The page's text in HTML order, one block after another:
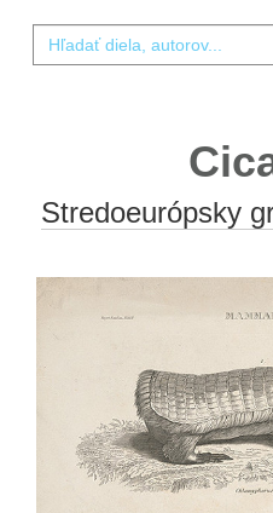
Stredoeurópsky